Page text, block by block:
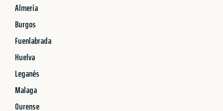
Almería
Burgos
Fuenlabrada
Huelva
Leganés
Malaga
Ourense